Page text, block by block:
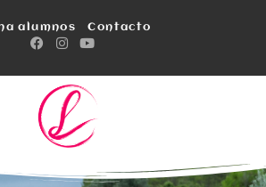
alumnos Contacto